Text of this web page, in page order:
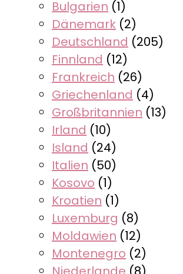
Bulgarien (1)
Dänemark (2)
Deutschland (205)
Finnland (12)
Frankreich (26)
Griechenland (4)
Großbritannien (13)
Irland (10)
Island (24)
Italien (50)
Kosovo (1)
Kroatien (1)
Luxemburg (8)
Moldawien (12)
Montenegro (2)